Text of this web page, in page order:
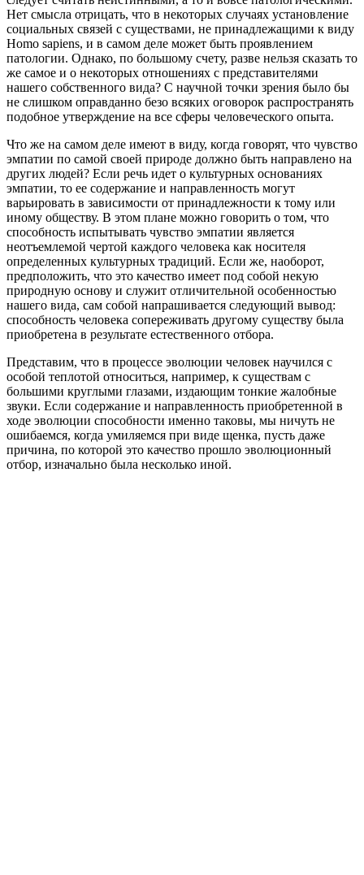
Нет смысла отрицать, что в некоторых случаях установление
социальных связей с существами, не принадлежащими к виду
Homo sapiens, и в самом деле может быть проявлением
патологии. Однако, по большому счету, разве нельзя сказать то
же самое и о некоторых отношениях с представителями
нашего собственного вида? С научной точки зрения было бы
не слишком оправданно безо всяких оговорок распространять
подобное утверждение на все сферы человеческого опыта.
Что же на самом деле имеют в виду, когда говорят, что чувство
эмпатии по самой своей природе должно быть направлено на
других людей? Если речь идет о культурных основаниях
эмпатии, то ее содержание и направленность могут
варьировать в зависимости от принадлежности к тому или
иному обществу. В этом плане можно говорить о том, что
способность испытывать чувство эмпатии является
неотъемлемой чертой каждого человека как носителя
определенных культурных традиций. Если же, наоборот,
предположить, что это качество имеет под собой некую
природную основу и служит отличительной особенностью
нашего вида, сам собой напрашивается следующий вывод:
способность человека сопереживать другому существу была
приобретена в результате естественного отбора.
Представим, что в процессе эволюции человек научился с
особой теплотой относиться, например, к существам с
большими круглыми глазами, издающим тонкие жалобные
звуки. Если содержание и направленность приобретенной в
ходе эволюции способности именно таковы, мы ничуть не
ошибаемся, когда умиляемся при виде щенка, пусть даже
причина, по которой это качество прошло эволюционный
отбор, изначально была несколько иной.